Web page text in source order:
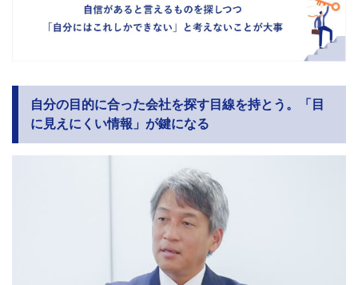
自分の目的に合った会社を探す目線を持とう。「目
に見えにくい情報」が鍵になる